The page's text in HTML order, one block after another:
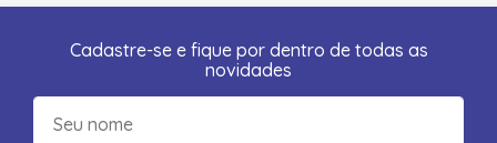
Cadastre-se e fique por dentro de todas as
novidades